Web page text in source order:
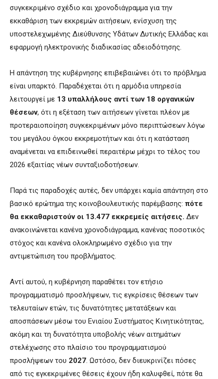
συγκεκριμένο σχέδιο και χρονοδιάγραμμα για την
εκκαθάριση των εκκρεμών αιτήσεων, ενίσχυση της
υποστελεχωμένης Διεύθυνσης Υδάτων Δυτικής Ελλάδας και
εφαρμογή ηλεκτρονικής διαδικασίας αδειοδότησης.
Η απάντηση της κυβέρνησης επιβεβαιώνει ότι το πρόβλημα
είναι υπαρκτό. Παραδέχεται ότι η αρμόδια υπηρεσία
λειτουργεί με 13 υπαλλήλους αντί των 18 οργανικών
θέσεων, ότι η εξέταση των αιτήσεων γίνεται πλέον με
προτεραιοποίηση συγκεκριμένων μόνο περιπτώσεων λόγω
του μεγάλου όγκου εκκρεμοτήτων και ότι η κατάσταση
αναμένεται να επιδεινωθεί περαιτέρω μέχρι το τέλος του
2026 εξαιτίας νέων συνταξιοδοτήσεων.
Παρά τις παραδοχές αυτές, δεν υπάρχει καμία απάντηση στο
βασικό ερώτημα της κοινοβουλευτικής παρέμβασης: πότε
θα εκκαθαριστούν οι 13.477 εκκρεμείς αιτήσεις. Δεν
ανακοινώνεται κανένα χρονοδιάγραμμα, κανένας ποσοτικός
στόχος και κανένα ολοκληρωμένο σχέδιο για την
αντιμετώπιση του προβλήματος.
Αντί αυτού, η κυβέρνηση παραθέτει τον ετήσιο
προγραμματισμό προσλήψεων, τις εγκρίσεις θέσεων των
τελευταίων ετών, τις δυνατότητες μετατάξεων και
αποσπάσεων μέσω του Ενιαίου Συστήματος Κινητικότητας,
ακόμη και τη δυνατότητα υποβολής νέων αιτημάτων
στελέχωσης στο πλαίσιο του προγραμματισμού
προσλήψεων του 2027. Ωστόσο, δεν διευκρινίζει πόσες
από τις εγκεκριμένες θέσεις έχουν ήδη καλυφθεί, πότε θα